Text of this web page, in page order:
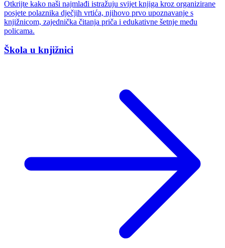
Otkrijte kako naši najmlađi istražuju svijet knjiga kroz organizirane
posjete polaznika dječjih vrtića, njihovo prvo upoznavanje s
knjižnicom, zajednička čitanja priča i edukativne šetnje među
policama.
Škola u knjižnici